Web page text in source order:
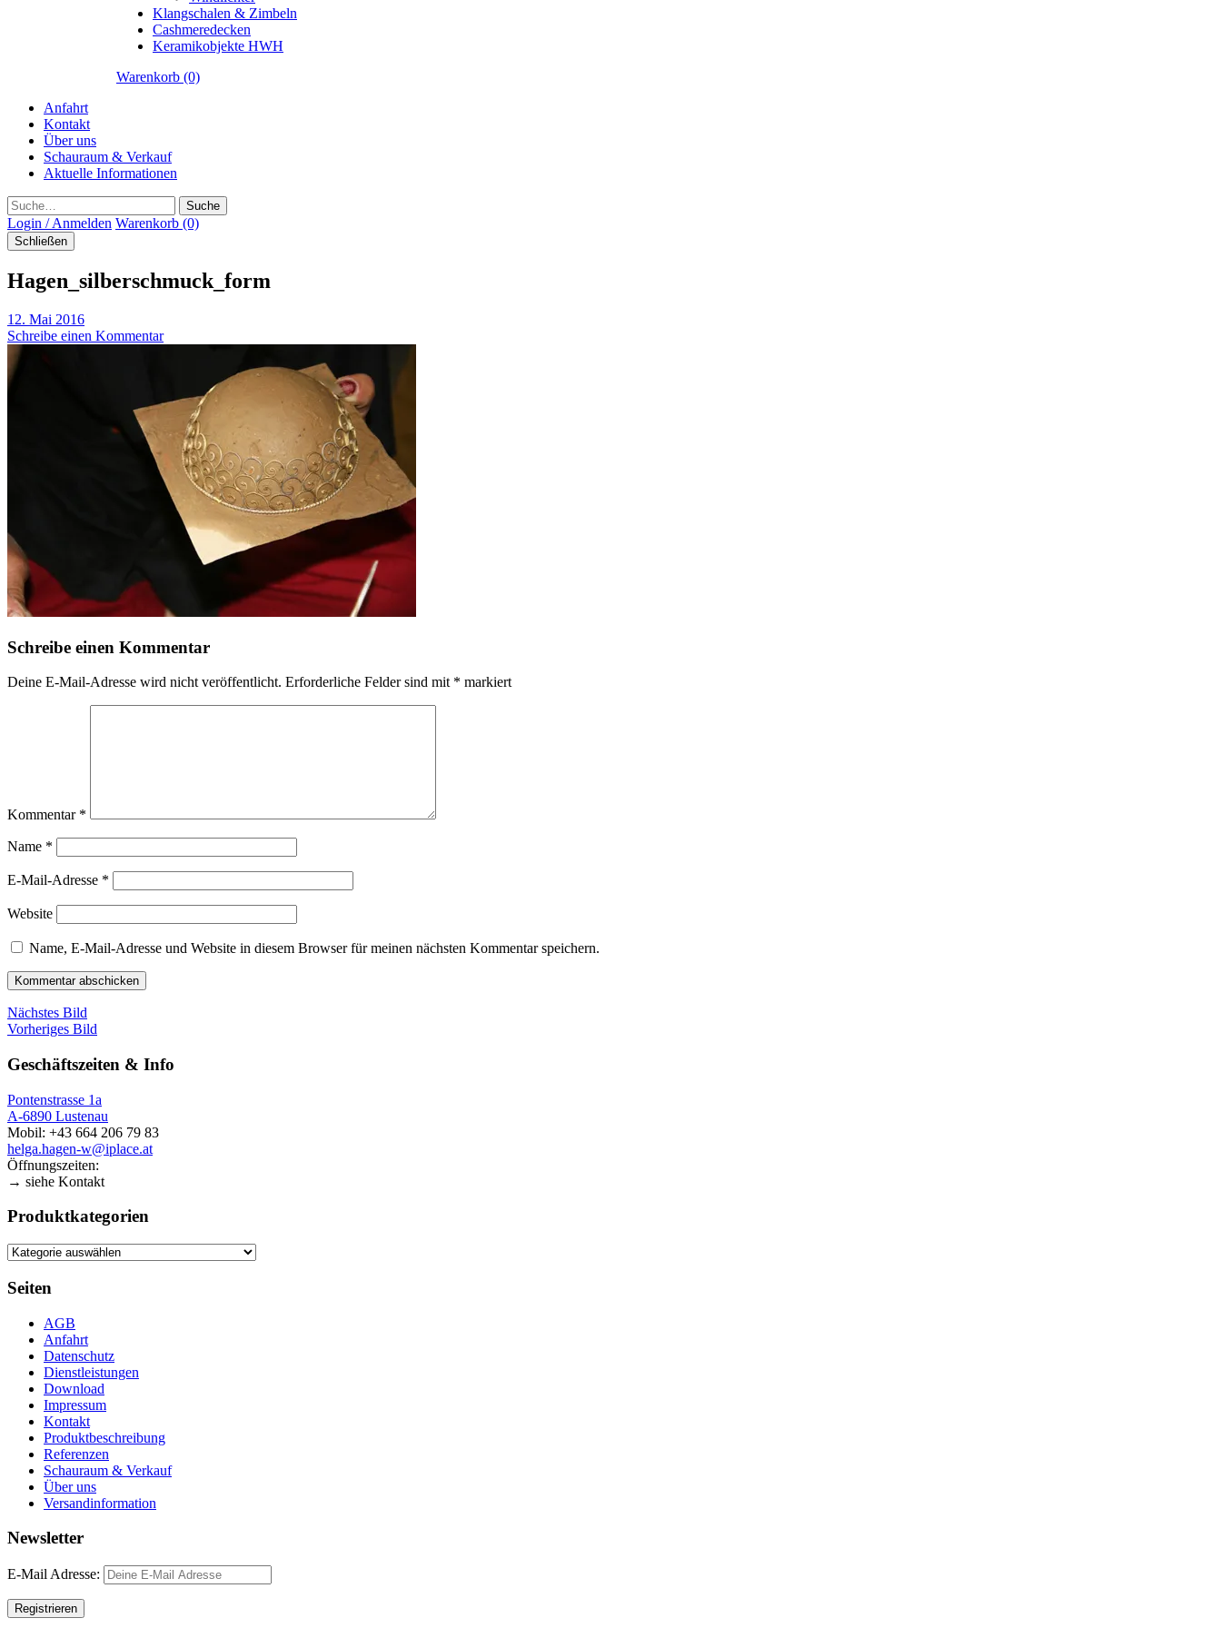
Klangschalen & Zimbeln
Cashmeredecken
Keramikobjekte HWH
Warenkorb (0)
Anfahrt
Kontakt
Über uns
Schauraum & Verkauf
Aktuelle Informationen
Suche
Login / Anmelden Warenkorb (0)
Schließen
Hagen_silberschmuck_form
12. Mai 2016
Schreibe einen Kommentar
Schreibe einen Kommentar
Deine E-Mail-Adresse wird nicht veröffentlicht. Erforderliche Felder sind mit * markiert
Kommentar *
Name *
E-Mail-Adresse *
Website
Name, E-Mail-Adresse und Website in diesem Browser für meinen nächsten Kommentar speichern.
Nächstes Bild
Vorheriges Bild
Geschäftszeiten & Info
Pontenstrasse 1a
A-6890 Lustenau
Mobil: +43 664 206 79 83
helga.hagen-w@iplace.at
Öffnungszeiten:
→ siehe Kontakt
Produktkategorien
Seiten
AGB
Anfahrt
Datenschutz
Dienstleistungen
Download
Impressum
Kontakt
Produktbeschreibung
Referenzen
Schauraum & Verkauf
Über uns
Versandinformation
Newsletter
E-Mail Adresse: